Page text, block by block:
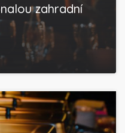
zahradní